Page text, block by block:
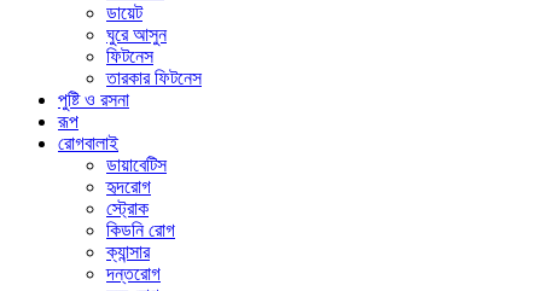
ডায়েট
ঘুরে আসুন
ফিটনেস
তারকার ফিটনেস
পুষ্টি ও রসনা
রূপ
রোগবালাই
ডায়াবেটিস
হৃদরোগ
স্ট্রোক
কিডনি রোগ
ক্যান্সার
দন্তরোগ